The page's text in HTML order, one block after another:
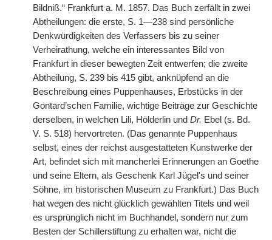
Bildniß.“ Frankfurt a. M. 1857. Das Buch zerfällt in zwei
Abtheilungen: die erste, S. 1—238 sind persönliche
Denkwürdigkeiten des Verfassers bis zu seiner
Verheirathung, welche ein interessantes Bild von
Frankfurt in dieser bewegten Zeit entwerfen; die zweite
Abtheilung, S. 239 bis 415 gibt, anknüpfend an die
Beschreibung eines Puppenhauses, Erbstücks in der
Gontard’schen Familie, wichtige Beiträge zur Geschichte
derselben, in welchen Lili, Hölderlin und Dr. Ebel (s. Bd.
V. S. 518) hervortreten. (Das genannte Puppenhaus
selbst, eines der reichst ausgestatteten Kunstwerke der
Art, befindet sich mit mancherlei Erinnerungen an Goethe
und seine Eltern, als Geschenk Karl Jügel's und seiner
Söhne, im historischen Museum zu Frankfurt.) Das Buch
hat wegen des nicht glücklich gewählten Titels und weil
es ursprünglich nicht im Buchhandel, sondern nur zum
Besten der Schillerstiftung zu erhalten war, nicht die